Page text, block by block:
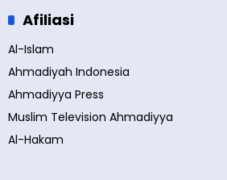
Afiliasi
Al-Islam
Ahmadiyah Indonesia
Ahmadiyya Press
Muslim Television Ahmadiyya
Al-Hakam